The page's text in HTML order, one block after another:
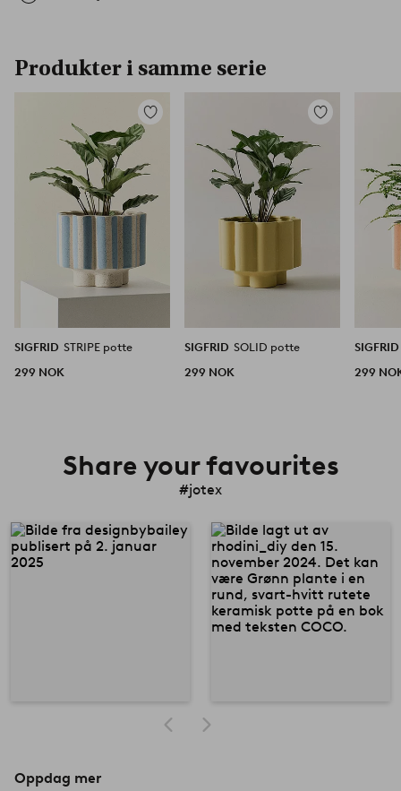
Produkter i samme serie
Legg
til
favoritter
SIGFRID STRIPE potte
299 NOK
Legg
favoritter
SIGFRID SOLID potte
299 NOK
299
Share your favourites
#jotex
Oppdag mer